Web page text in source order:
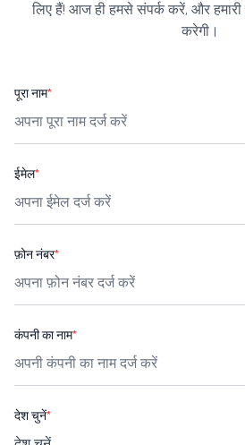
लिए हैं! आज ही हमसे संपर्क करें, और
करेगी।
पूरा नाम*
ईमेल*
फ़ोन नंबर*
कंपनी का नाम*
देश चुनें*